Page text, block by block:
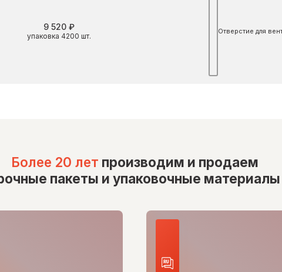
упаковка 4200 шт.
9 520 ₽ Отверстие для
Более 20 лет производим и продаем
пакеты и упаковочные материалы